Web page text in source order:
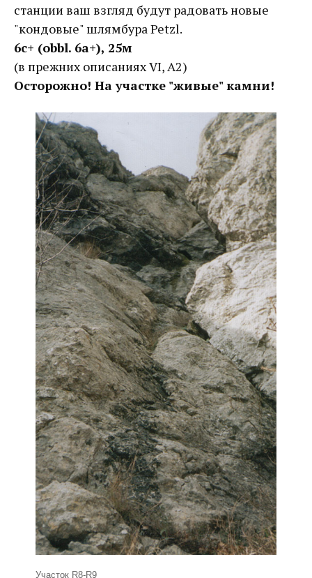
станции ваш взгляд будут радовать новые
"кондовые" шлямбура Petzl.
6с+ (obbl. 6a+), 25м
(в прежних описаниях VI, A2)
Осторожно! На участке "живые" камни!
Участок R8-R9